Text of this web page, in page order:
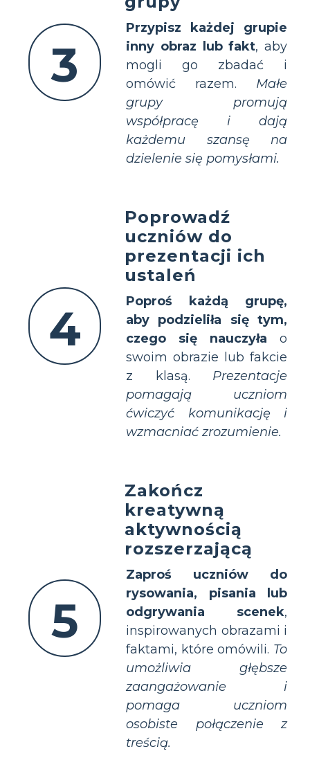
3
Przypisz każdej grupie
inny obraz lub fakt, aby
mogli go zbadać i
omówić razem. Małe
grupy promują
współpracę i dają
każdemu szansę na
dzielenie się pomysłami.
4
Poprowadź
uczniów do
prezentacji ich
ustaleń
Poproś każdą grupę,
aby podzieliła się tym,
czego się nauczyła o
swoim obrazie lub fakcie
z klasą. Prezentacje
pomagają uczniom
ćwiczyć komunikację i
wzmacniać zrozumienie.
5
Zakończ
kreatywną
aktywnością
rozszerzającą
Zaproś uczniów do
rysowania, pisania lub
odgrywania scenek,
inspirowanych obrazami i
faktami, które omówili. To
umożliwia głębsze
zaangażowanie i
pomaga uczniom
osobiste połączenie z
treścią.